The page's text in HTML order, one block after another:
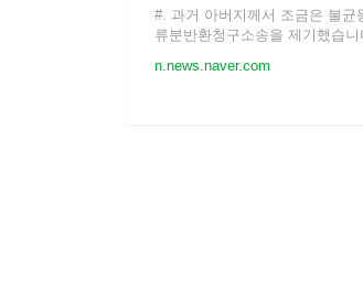
#. 과거 아버지께서 조금은 불
류분반환청구소송을 제기했습
을 덜 받은 경우 누
n.news.naver.com